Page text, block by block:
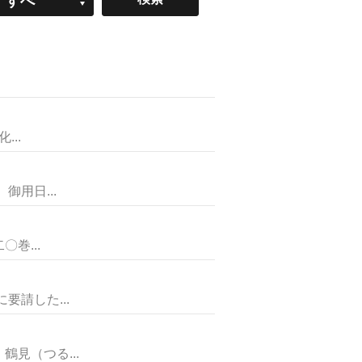
...
用日...
巻...
請した...
見（つる...